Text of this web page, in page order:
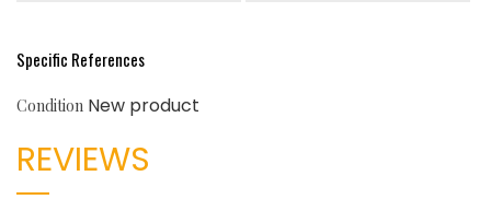
Specific References
Condition New product
REVIEWS